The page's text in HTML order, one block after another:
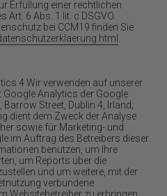
Erfüllung einer rechtlichen
6 Abs. 1 lit. c DSGVO.
bei CCM19 finden Sie
4 Wir verwenden auf unserer
Google Analytics der Google
Street, Dublin 4, Irland;
dient dem Zweck der Analyse
sowie für Marketing- und
im Auftrag des Betreibers dieser
benutzen, um Ihre
um Reports über die
und um weitere, mit der
verbundene
Websitebetreiber zu erbringen.